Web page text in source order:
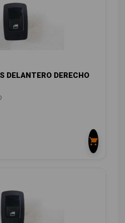
DELANTERO DERECHO